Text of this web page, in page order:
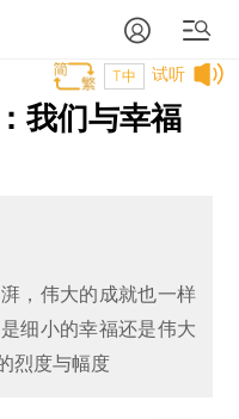
试听
T中
我们与幸福
，伟大的成就也一样
细小的幸福还是伟大
烈度与幅度